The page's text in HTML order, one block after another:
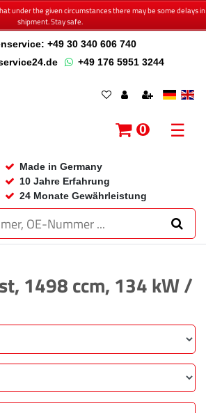
under the given circumstances there may be some delays in
shipment. Stay safe.
+49 30 340 606 740
+49 176 5951 3244
Made in Germany
10 Jahre Erfahrung
24 Monate Gewährleistung
0 ☰
1498 ccm, 134 kW /